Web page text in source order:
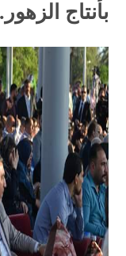
بأنتاج الزهور.